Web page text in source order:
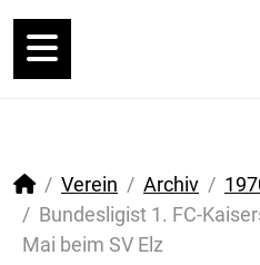
Verein Archiv
Bundesligist 1. FC-
Mai beim SV Elz